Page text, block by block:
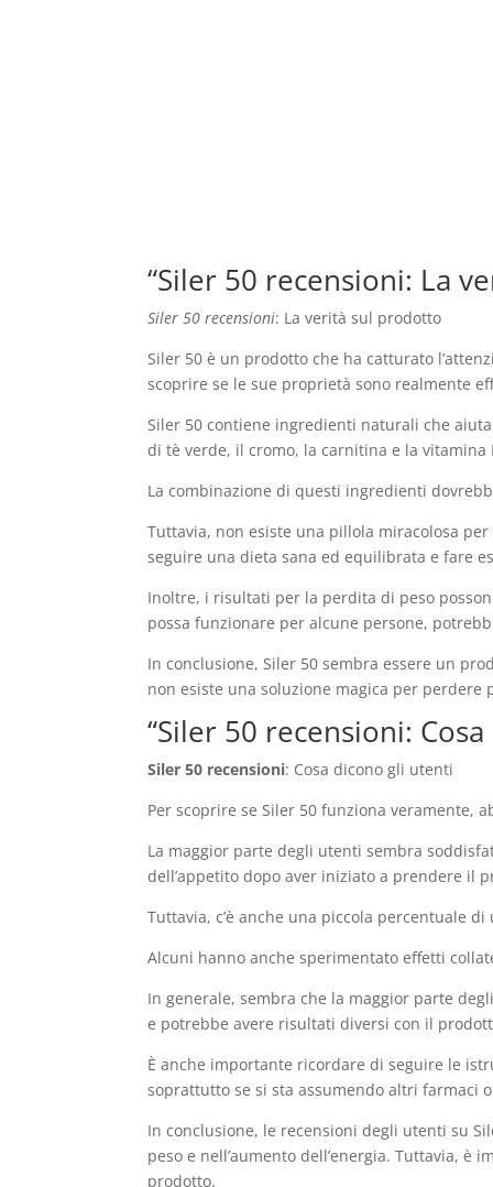
“Siler 50 recensioni: La
Siler 50 recensioni: La verità sul prodotto
Siler 50 è un prodotto che ha catturato
scoprire se le sue proprietà sono realmente
Siler 50 contiene ingredienti naturali che
di tè verde, il cromo, la carnitina e la vitamina
La combinazione di questi ingredienti
Tuttavia, non esiste una pillola miracolosa
seguire una dieta sana ed equilibrata e fare
Inoltre, i risultati per la perdita di peso
possa funzionare per alcune persone,
In conclusione, Siler 50 sembra essere un
non esiste una soluzione magica per
“Siler 50 recensioni:
Siler 50 recensioni: Cosa dicono gli utenti
Per scoprire se Siler 50 funziona veramente,
La maggior parte degli utenti sembra
dell’appetito dopo aver iniziato a prendere il
Tuttavia, c’è anche una piccola percentuale
Alcuni hanno anche sperimentato effetti
In generale, sembra che la maggior parte
e potrebbe avere risultati diversi con il
È anche importante ricordare di seguire le
soprattutto se si sta assumendo altri farmaci
In conclusione, le recensioni degli utenti su
peso e nell’aumento dell’energia. Tuttavia,
prodotto.